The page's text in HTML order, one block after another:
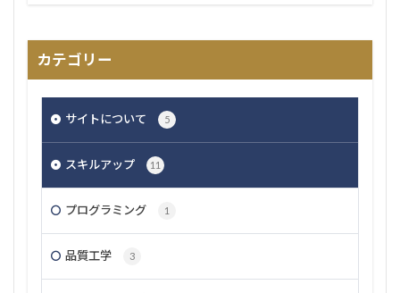
カテゴリー
サイトについて 5
スキルアップ 11
プログラミング 1
品質工学 3